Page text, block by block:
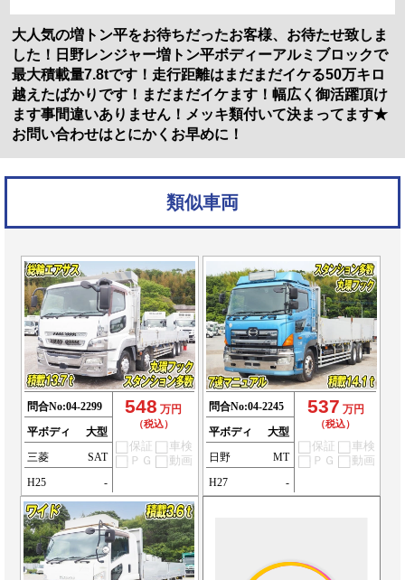
大人気の増トン平をお待ちだったお客様、お待たせ致しま
した！日野レンジャー増トン平ボディーアルミブロックで
最大積載量7.8tです！走行距離はまだまだイケる50万キロ
越えたばかりです！まだまだイケます！幅広く御活躍頂け
ます事間違いありません！メッキ類付いて決まってます★
お問い合わせはとにかくお早めに！
類似車両
問合No:04-2299
平ボディ
大型
三菱
SAT
H25
-
548 万円
（税込）
保証
車検
ＰＧ
動画
問合No:04-2245
平ボディ
大型
日野
MT
H27
-
537 万円
（税込）
保証
車検
ＰＧ
動画